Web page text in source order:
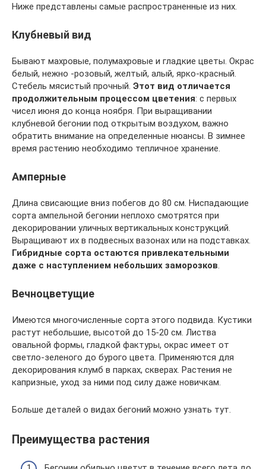
Ниже представлены самые распространенные из них.
Клубневый вид
Бывают махровые, полумахровые и гладкие цветы. Окрас
белый, нежно -розовый, желтый, алый, ярко-красный.
Стебель мясистый прочный. Этот вид отличается
продолжительным процессом цветения: с первых
чисел июня до конца ноября. При выращивании
клубневой бегонии под открытым воздухом, важно
обратить внимание на определенные нюансы. В зимнее
время растению необходимо тепличное хранение.
Амперные
Длина свисающие вниз побегов до 80 см. Ниспадающие
сорта ампельной бегонии неплохо смотрятся при
декорировании уличных вертикальных конструкций.
Выращивают их в подвесных вазонах или на подставках.
Гибридные сорта остаются привлекательными
даже с наступлением небольших заморозков
Вечноцветущие
Имеются многочисленные сорта этого подвида. Кустики
растут небольшие, высотой до 15-20 см. Листва
овальной формы, гладкой фактуры, окрас имеет от
светло-зеленого до бурого цвета. Применяются для
декорирования клумб в парках, скверах. Растения не
капризные, уход за ними под силу даже новичкам.
Больше деталей о видах бегоний можно узнать тут.
Преимущества растения